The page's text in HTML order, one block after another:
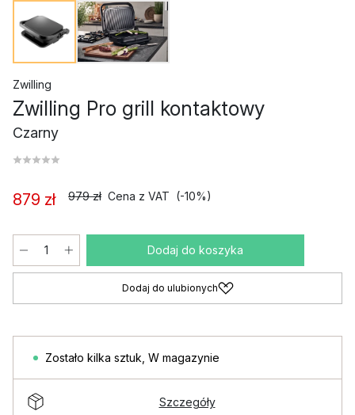
Zwilling
Zwilling Pro grill kontaktowy
Czarny
879 zł 979 zł Cena z VAT (-10%)
Dodaj do koszyka
Dodaj do ulubionych
Zostało kilka sztuk W magazynie
Szczegóły